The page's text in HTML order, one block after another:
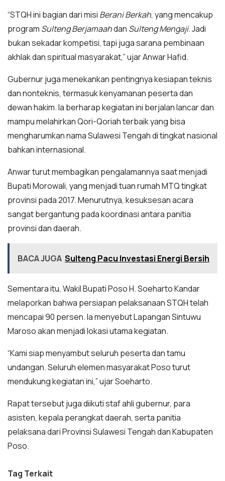
“STQH ini bagian dari misi Berani Berkah, yang mencakup
program Sulteng Berjamaahdan Sulteng Mengaji. Jadi
bukan sekadar kompetisi, tapi juga sarana pembinaan
akhlak dan spiritual masyarakat,” ujar Anwar Hafid.
Gubernur juga menekankan pentingnya kesiapan teknis
dan nonteknis, termasuk kenyamanan peserta dan
dewan hakim. Ia berharap kegiatan ini berjalan lancar dan
mampu melahirkan Qori-Qoriah terbaik yang bisa
mengharumkan nama Sulawesi Tengah di tingkat nasional
bahkan internasional.
Anwar turut membagikan pengalamannya saat menjadi
Bupati Morowali, yang menjadi tuan rumah MTQ tingkat
provinsi pada 2017. Menurutnya, kesuksesan acara
sangat bergantung pada koordinasi antara panitia
provinsi dan daerah.
BACA JUGA Sulteng Pacu Investasi Energi Bersih
Sementara itu, Wakil Bupati Poso H. Soeharto Kandar
melaporkan bahwa persiapan pelaksanaan STQH telah
mencapai 90 persen. Ia menyebut Lapangan Sintuwu
Maroso akan menjadi lokasi utama kegiatan.
“Kami siap menyambut seluruh peserta dan tamu
undangan. Seluruh elemen masyarakat Poso turut
mendukung kegiatan ini,” ujar Soeharto.
Rapat tersebut juga diikuti staf ahli gubernur, para
asisten, kepala perangkat daerah, serta panitia
pelaksana dari Provinsi Sulawesi Tengah dan Kabupaten
Poso.
Tag Terkait